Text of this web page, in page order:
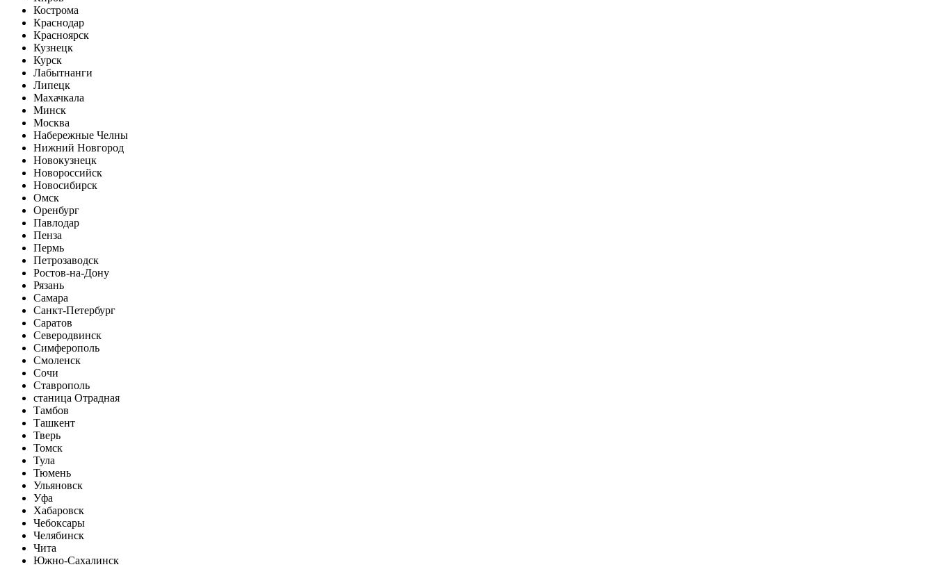
Кострома
Краснодар
Красноярск
Кузнецк
Курск
Лабытнанги
Липецк
Махачкала
Минск
Москва
Набережные Челны
Нижний Новгород
Новокузнецк
Новороссийск
Новосибирск
Омск
Оренбург
Павлодар
Пенза
Пермь
Петрозаводск
Ростов-на-Дону
Рязань
Самара
Санкт-Петербург
Саратов
Северодвинск
Симферополь
Смоленск
Сочи
Ставрополь
станица Отрадная
Тамбов
Ташкент
Тверь
Томск
Тула
Тюмень
Ульяновск
Уфа
Хабаровск
Чебоксары
Челябинск
Чита
Южно-Сахалинск